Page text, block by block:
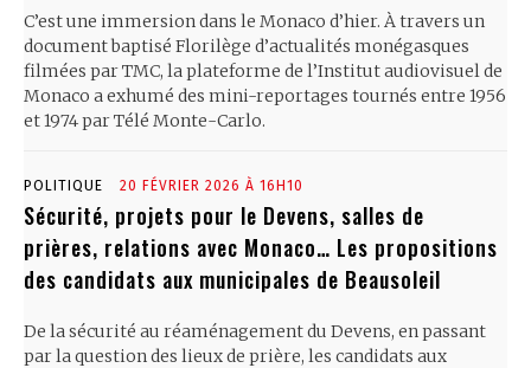
C’est une immersion dans le Monaco d’hier. À travers un
document baptisé Florilège d’actualités monégasques
filmées par TMC, la plateforme de l’Institut audiovisuel de
Monaco a exhumé des mini-reportages tournés entre 1956
et 1974 par Télé Monte-Carlo.
POLITIQUE 20 FÉVRIER 2026 À 16H10
Sécurité, projets pour le Devens, salles de
prières, relations avec Monaco… Les propositions
des candidats aux municipales de Beausoleil
De la sécurité au réaménagement du Devens, en passant
par la question des lieux de prière, les candidats aux